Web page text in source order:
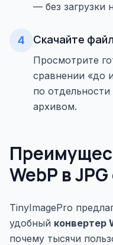
— без загрузки
4 Скачайте
Просмотрите
сравнении «до
по
архивом.
WebP в
TinyImagePro
удобный конвертер
почему тысячи